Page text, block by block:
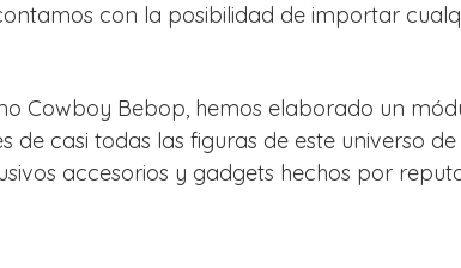
con la posibilidad de importar
Cowboy Bebop, hemos elaborado un
casi todas las figuras de este universo
accesorios y gadgets hechos por